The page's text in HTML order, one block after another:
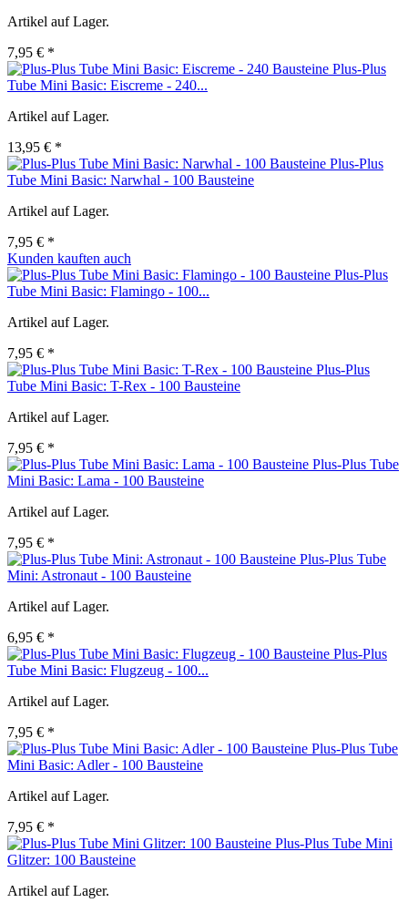
Artikel auf Lager.
7,95 € *
Plus-Plus
Tube Mini Basic: Eiscreme - 240...
Artikel auf Lager.
13,95 € *
Plus-Plus
Tube Mini Basic: Narwhal - 100 Bausteine
Artikel auf Lager.
7,95 € *
Kunden kauften auch
Plus-Plus
Tube Mini Basic: Flamingo - 100...
Artikel auf Lager.
7,95 € *
Plus-Plus
Tube Mini Basic: T-Rex - 100 Bausteine
Artikel auf Lager.
7,95 € *
Plus-Plus Tube
Mini Basic: Lama - 100 Bausteine
Artikel auf Lager.
7,95 € *
Plus-Plus Tube
Mini: Astronaut - 100 Bausteine
Artikel auf Lager.
6,95 € *
Plus-Plus
Tube Mini Basic: Flugzeug - 100...
Artikel auf Lager.
7,95 € *
Plus-Plus Tube
Mini Basic: Adler - 100 Bausteine
Artikel auf Lager.
7,95 € *
Plus-Plus Tube Mini
Glitzer: 100 Bausteine
Artikel auf Lager.